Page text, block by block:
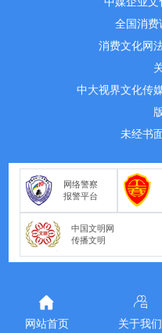
全国消费
消费文化网
中大视界文化传
未经书
网络警察
报警平台
中国文明网
传播文明
网站首页 关于我们